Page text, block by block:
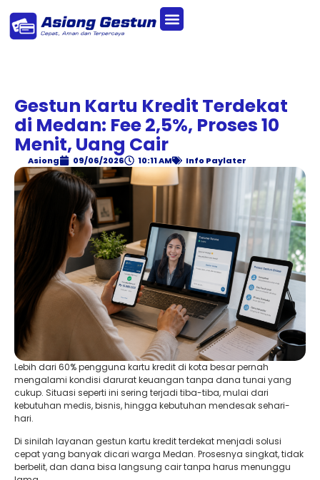
Gestun Kartu Kredit Terdekat
di Medan: Fee 2,5%, Proses 10
Menit, Uang Cair
Asiong 09/06/2026 10:11 AM Info Paylater
Lebih dari 60% pengguna kartu kredit di kota besar pernah
mengalami kondisi darurat keuangan tanpa dana tunai yang
cukup. Situasi seperti ini sering terjadi tiba-tiba, mulai dari
kebutuhan medis, bisnis, hingga kebutuhan mendesak sehari-
hari.
Di sinilah layanan gestun kartu kredit terdekat menjadi solusi
cepat yang banyak dicari warga Medan. Prosesnya singkat, tidak
berbelit, dan dana bisa langsung cair tanpa harus menunggu